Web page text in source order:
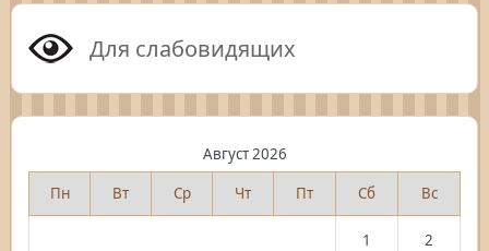
Для слабовидящих
Август 2026
Пн
Вт Ср Чт Пт Сб Вс
1 2